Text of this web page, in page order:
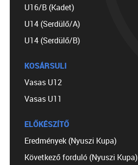
U16/B (Kadet)
U14 (Serdülő/A)
U14 (Serdülő/B)
KOSÁRSULI
Vasas U12
Vasas U11
ELŐKÉSZÍTŐ
Eredmények (Nyuszi Kupa)
Következő forduló (Nyuszi Kupa)